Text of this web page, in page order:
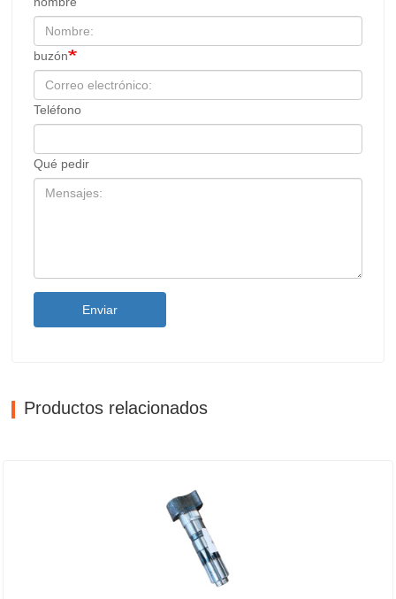
buzón
Teléfono
Qué pedir
Enviar
Productos relacionados